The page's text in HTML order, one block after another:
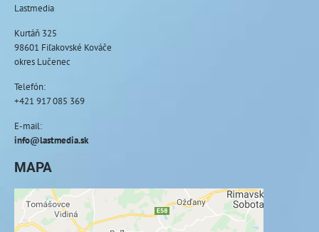
Lastmedia
Kurtáň 325
98601 Fiľakovské Kováče
okres Lučenec
Telefón:
+421 917 085 369
E-mail:
info@lastmedia.sk
MAPA
Externý obsah je blokovaný Voľbami